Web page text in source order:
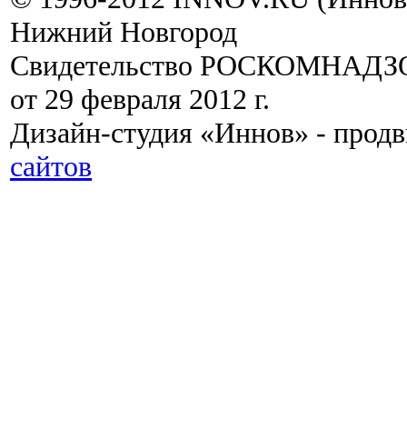
Нижний Новгород
Свидетельство
от 29 февраля 2012 г.
Дизайн-студия «Иннов» -
сайтов